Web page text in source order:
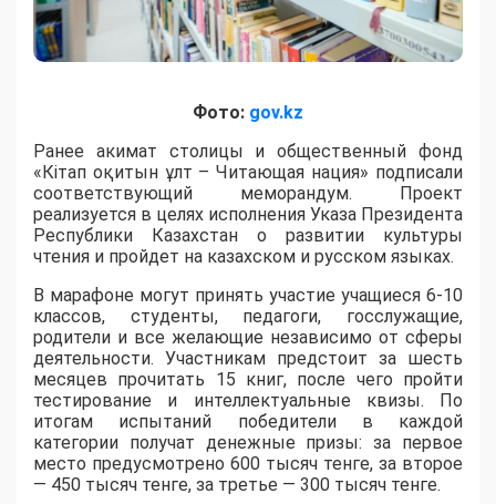
Фото: gov.kz
Ранее акимат столицы и общественный фонд
«Кітап оқитын ұлт – Читающая нация» подписали
соответствующий меморандум. Проект
реализуется в целях исполнения Указа Президента
Республики Казахстан о развитии культуры
чтения и пройдет на казахском и русском языках.
В марафоне могут принять участие учащиеся 6-10
классов, студенты, педагоги, госслужащие,
родители и все желающие независимо от сферы
деятельности. Участникам предстоит за шесть
месяцев прочитать 15 книг, после чего пройти
тестирование и интеллектуальные квизы. По
итогам испытаний победители в каждой
категории получат денежные призы: за первое
место предусмотрено 600 тысяч тенге, за второе
— 450 тысяч тенге, за третье — 300 тысяч тенге.